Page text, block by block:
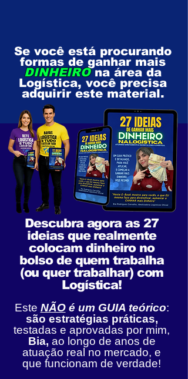
Se você está procurando
formas de ganhar mais
DINHEIROna área da
Logística, você precisa
adquirir este material.
Descubra agora as 27
ideias que realmente
colocam dinheiro no
bolso de quem trabalha
(ou quer trabalhar) com
Logística!
Este NÃOé um GUIA teórico:
são estratégias práticas,
testadas e aprovadas por mim,
Bia, ao longo de anos de
atuação real no mercado, e
que funcionam de verdade!